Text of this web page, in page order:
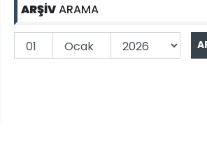
ARŞİVARAMA